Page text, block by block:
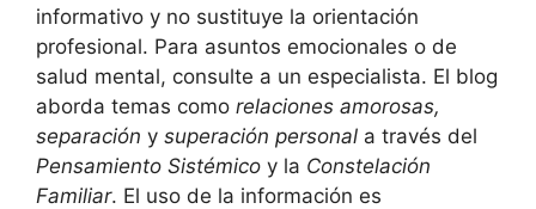
informativo y no sustituye la orientación
profesional. Para asuntos emocionales o de
salud mental, consulte a un especialista. El blog
aborda temas como relaciones amorosas,
separación y superación personal a través del
Pensamiento Sistémico y la Constelación
Familiar. El uso de la información es